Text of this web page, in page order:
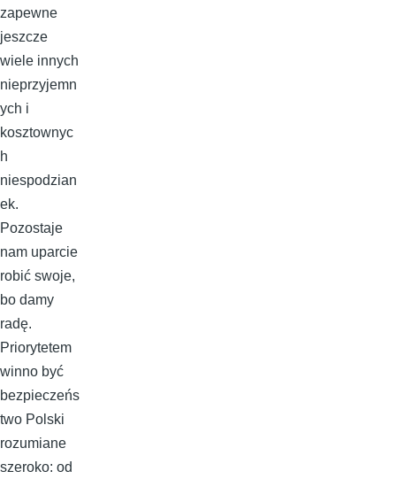
zapewne
jeszcze
wiele innych
nieprzyjemn
ych i
kosztownyc
h
niespodzian
ek.
Pozostaje
nam uparcie
robić swoje,
bo damy
radę.
Priorytetem
winno być
bezpieczeńs
two Polski
rozumiane
szeroko: od